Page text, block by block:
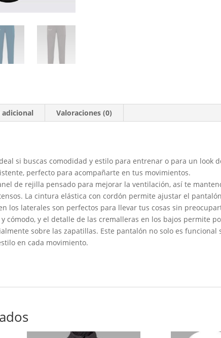
Valoraciones (0)
si buscas comodidad y estilo para entrenar o para un look
perfecto para acompañarte en tus movimientos.
de rejilla pensado para mejorar la ventilación, así te
La cintura elástica con cordón permite ajustar el
los laterales son perfectos para llevar tus cosas sin
cómodo, y el detalle de las cremalleras en los bajos permite
sobre las zapatillas. Este pantalón no solo es funcional
en cada movimiento.